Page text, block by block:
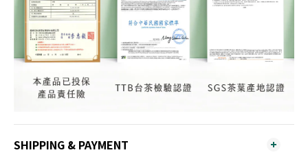
SHIPPING & PAYMENT